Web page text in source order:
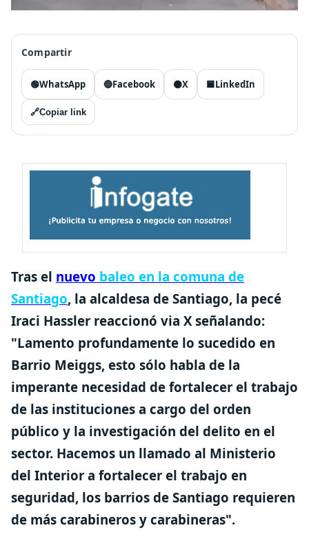
Compartir
🟢WhatsApp 🔵Facebook ⚫X 🟦LinkedIn
🔗Copiar link
Tras el nuevo baleo en la comuna de
Santiago, la alcaldesa de Santiago, la pecé
Iraci Hassler reaccionó via X señalando:
"Lamento profundamente lo sucedido en
Barrio Meiggs, esto sólo habla de la
imperante necesidad de fortalecer el trabajo
de las instituciones a cargo del orden
público y la investigación del delito en el
sector. Hacemos un llamado al Ministerio
del Interior a fortalecer el trabajo en
seguridad, los barrios de Santiago requieren
de más carabineros y carabineras".